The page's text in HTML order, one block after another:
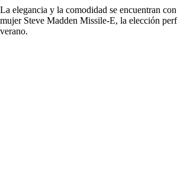
La elegancia y la comodidad se encuentran
mujer Steve Madden Missile-E, la elección
verano.